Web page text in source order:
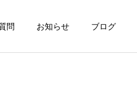
問 お知らせ ブログ